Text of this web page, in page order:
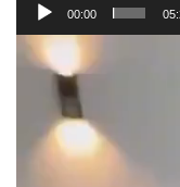
00:00
Trình
chơi
Video